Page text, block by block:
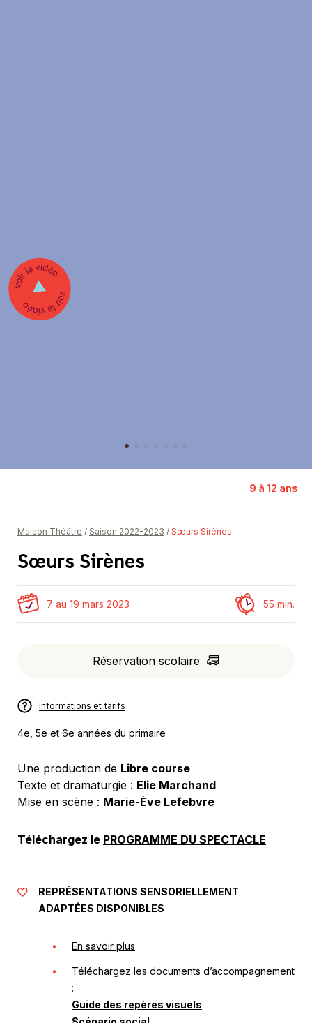
Nous soutenir
LA GRANDE SORTIE : Cocktail-bénéfice
Contact
9 à 12 ans
Maison Théâtre / Saison 2022-2023 / Sœurs Sirènes
Sœurs Sirènes
7 au 19 mars 2023 55 min.
Réservation scolaire
Informations et tarifs
4e, 5e et 6e années du primaire
Une production de Libre course
Texte et dramaturgie : Elie Marchand
Mise en scène : Marie-Ève Lefebvre
Téléchargez le PROGRAMME DU SPECTACLE
REPRÉSENTATIONS SENSORIELLEMENT
ADAPTÉES DISPONIBLES
En savoir plus
Téléchargez les documents d’accompagnement
:
Guide des repères visuels